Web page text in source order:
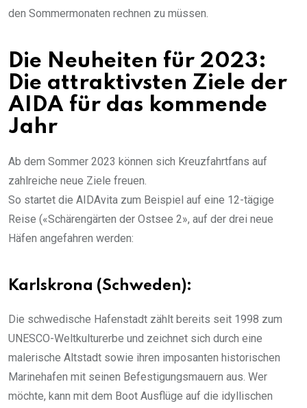
den Sommermonaten rechnen zu müssen.
Die Neuheiten für 2023:
Die attraktivsten Ziele der
AIDA für das kommende
Jahr
Ab dem Sommer 2023 können sich Kreuzfahrtfans auf
zahlreiche neue Ziele freuen.
So startet die AIDAvita zum Beispiel auf eine 12-tägige
Reise («Schärengärten der Ostsee 2», auf der drei neue
Häfen angefahren werden:
Karlskrona (Schweden):
Die schwedische Hafenstadt zählt bereits seit 1998 zum
UNESCO-Weltkulturerbe und zeichnet sich durch eine
malerische Altstadt sowie ihren imposanten historischen
Marinehafen mit seinen Befestigungsmauern aus. Wer
möchte, kann mit dem Boot Ausflüge auf die idyllischen